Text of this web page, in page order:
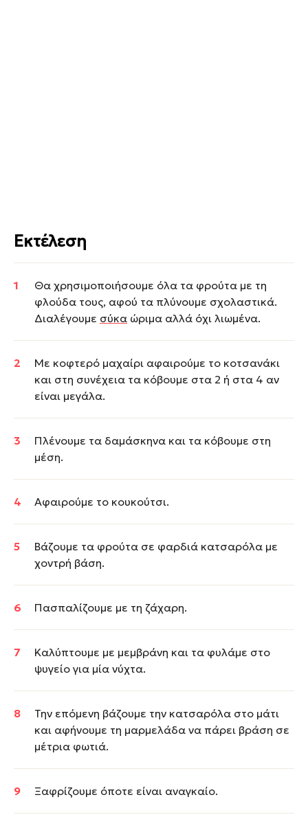
Εκτέλεση
Θα χρησιμοποιήσουμε όλα τα φρούτα με τη
φλούδα τους, αφού τα πλύνουμε σχολαστικά.
Διαλέγουμε σύκα ώριμα αλλά όχι λιωμένα.
Με κοφτερό μαχαίρι αφαιρούμε το κοτσανάκι
και στη συνέχεια τα κόβουμε στα 2 ή στα 4 αν
είναι μεγάλα.
Πλένουμε τα δαμάσκηνα και τα κόβουμε στη
μέση.
Αφαιρούμε το κουκούτσι.
Βάζουμε τα φρούτα σε φαρδιά κατσαρόλα με
χοντρή βάση.
Πασπαλίζουμε με τη ζάχαρη.
Καλύπτουμε με μεμβράνη και τα φυλάμε στο
ψυγείο για μία νύχτα.
Την επόμενη βάζουμε την κατσαρόλα στο μάτι
και αφήνουμε τη μαρμελάδα να πάρει βράση σε
μέτρια φωτιά.
Ξαφρίζουμε όποτε είναι αναγκαίο.